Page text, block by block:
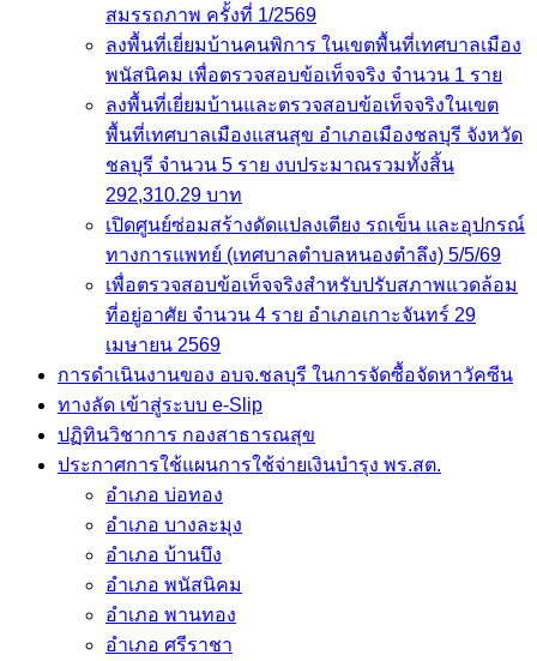
สมรรถภาพ ครั้งที่ 1/2569
ลงพื้นที่เยี่ยมบ้านคนพิการ ในเขตพื้นที่เทศบาลเมือง
พนัสนิคม เพื่อตรวจสอบข้อเท็จจริง จำนวน 1 ราย
ลงพื้นที่เยี่ยมบ้านและตรวจสอบข้อเท็จจริงในเขต
พื้นที่เทศบาลเมืองแสนสุข อำเภอเมืองชลบุรี จังหวัด
ชลบุรี จำนวน 5 ราย งบประมาณรวมทั้งสิ้น
292,310.29 บาท
เปิดศูนย์ซ่อมสร้างดัดแปลงเตียง รถเข็น และอุปกรณ์
ทางการแพทย์ (เทศบาลตำบลหนองตำลึง) 5/5/69
เพื่อตรวจสอบข้อเท็จจริงสำหรับปรับสภาพแวดล้อม
ที่อยู่อาศัย จำนวน 4 ราย อำเภอเกาะจันทร์ 29
เมษายน 2569
การดำเนินงานของ อบจ.ชลบุรี ในการจัดซื้อจัดหาวัคซีน
ทางลัด เข้าสู่ระบบ e-Slip
ปฏิทินวิชาการ กองสาธารณสุข
ประกาศการใช้แผนการใช้จ่ายเงินบำรุง พร.สต.
อำเภอ บ่อทอง
อำเภอ บางละมุง
อำเภอ บ้านบึง
อำเภอ พนัสนิคม
อำเภอ พานทอง
อำเภอ ศรีราชา